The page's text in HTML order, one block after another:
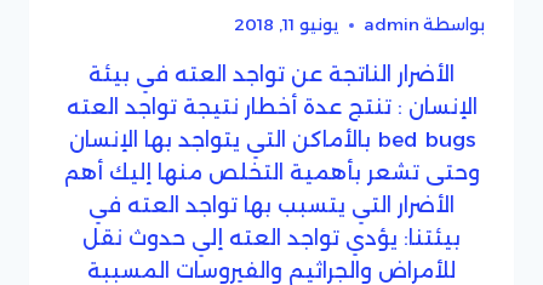
بواسطة admin يونيو 11, 2018
الأضرار الناتجة عن تواجد العته في بيئة
الإنسان : تنتج عدة أخطار نتيجة تواجد العته
bed bugs بالأماكن التي يتواجد بها الإنسان
وحتى تشعر بأهمية التخلص منها إليك أهم
الأضرار التي يتسبب بها تواجد العته في
بيئتنا: يؤدي تواجد العته إلي حدوث نقل
للأمراض والجراثيم والفيروسات المسببة